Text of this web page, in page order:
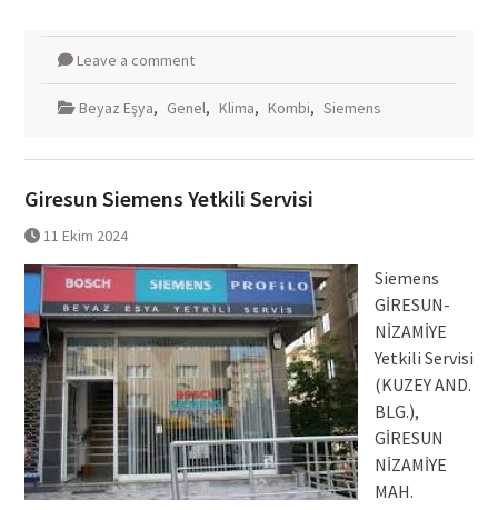
Leave a comment
Beyaz Eşya, Genel, Klima, Kombi, Siemens
Giresun Siemens Yetkili Servisi
11 Ekim 2024
Siemens
GİRESUN-
NİZAMİYE
Yetkili Servisi
(KUZEY AND.
BLG.),
GİRESUN
NİZAMİYE
MAH.